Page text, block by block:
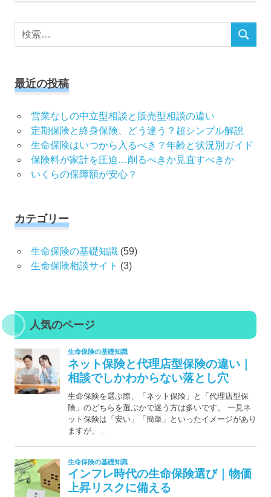
検
検
最近の投稿
営業なしの中立型相談と販売型相談の違い
定期保険と終身保険、どう違う？超シンプル解説
生命保険はいつから入るべき？年齢と状況別ガイド
保険料が家計を圧迫…削るべきか見直すべきか
いくらの保障額が安心？
カテゴリー
生命保険の基礎知識(59)
生命保険相談サイト (3)
人気のページ